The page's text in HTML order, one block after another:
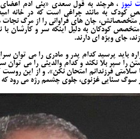
نیوز ، هرچند به قول سعدی «بنی ادم
کودک به مانند چراغی است که در خانه
جان های فراوانی را از مرگ نجات
کودکان به دلیل اینکه سر و کارشان با
جای ویژه ای دارند.
باید پرسید کدام پدر و مادری را می توان
را سپر بلا نکند و کدام والدینی را می توان
با سلامتی فرزندانم امتحان نکن». و از این
سوگ سنایی غزنوی، جلوی چشمم رژه می رود